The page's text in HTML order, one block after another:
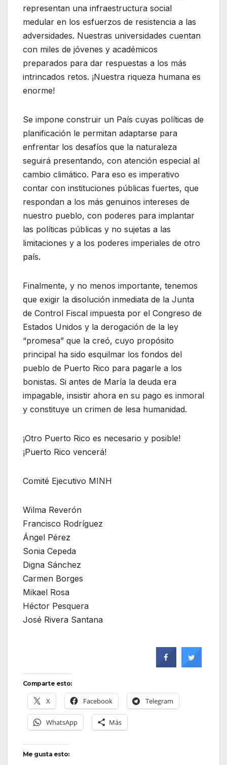
representan una infraestructura social
medular en los esfuerzos de resistencia a las
adversidades. Nuestras universidades cuentan
con miles de jóvenes y académicos
preparados para dar respuestas a los más
intrincados retos. ¡Nuestra riqueza humana es
enorme!
Se impone construir un País cuyas políticas de
planificación le permitan adaptarse para
enfrentar los desafíos que la naturaleza
seguirá presentando, con atención especial al
cambio climático. Para eso es imperativo
contar con instituciones públicas fuertes, que
respondan a los más genuinos intereses de
nuestro pueblo, con poderes para implantar
las políticas públicas y no sujetas a las
limitaciones y a los poderes imperiales de otro
país.
Finalmente, y no menos importante, tenemos
que exigir la disolución inmediata de la Junta
de Control Fiscal impuesta por el Congreso de
Estados Unidos y la derogación de la ley
“promesa” que la creó, cuyo propósito
principal ha sido esquilmar los fondos del
pueblo de Puerto Rico para pagarle a los
bonistas. Si antes de María la deuda era
impagable, insistir ahora en su pago es inmoral
y constituye un crimen de lesa humanidad.
¡Otro Puerto Rico es necesario y posible!
¡Puerto Rico vencerá!
Comité Ejecutivo MINH
Wilma Reverón
Francisco Rodríguez
Ángel Pérez
Sonia Cepeda
Digna Sánchez
Carmen Borges
Mikael Rosa
Héctor Pesquera
José Rivera Santana
Comparte esto:
X Facebook Telegram
WhatsApp Más
Me gusta esto: